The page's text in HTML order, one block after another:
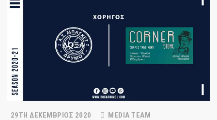
29TH ΔΕΚΈΜΒΡΙΟΣ 2020 MEDIA TEAM